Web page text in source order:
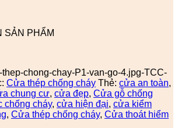
SẢN PHẨM
thep-chong-chay-P1-van-go-4.jpg-TCC-
Cửa thép chống cháy Thẻ: cửa an toàn,
chung cư, cửa đẹp, Cửa gỗ chống
chống cháy, cửa hiện đại, cửa kiểm
, Cửa thép chống cháy, Cửa thoát hiểm